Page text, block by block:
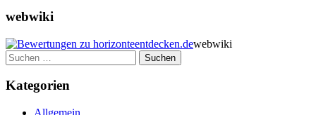
webwiki
webwiki
Suchen
nach:
Kategorien